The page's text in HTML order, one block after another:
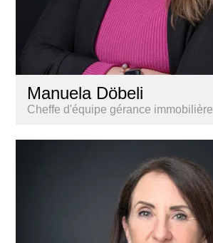
Manuela Döbeli
Cheffe d'équipe gérance immobilière